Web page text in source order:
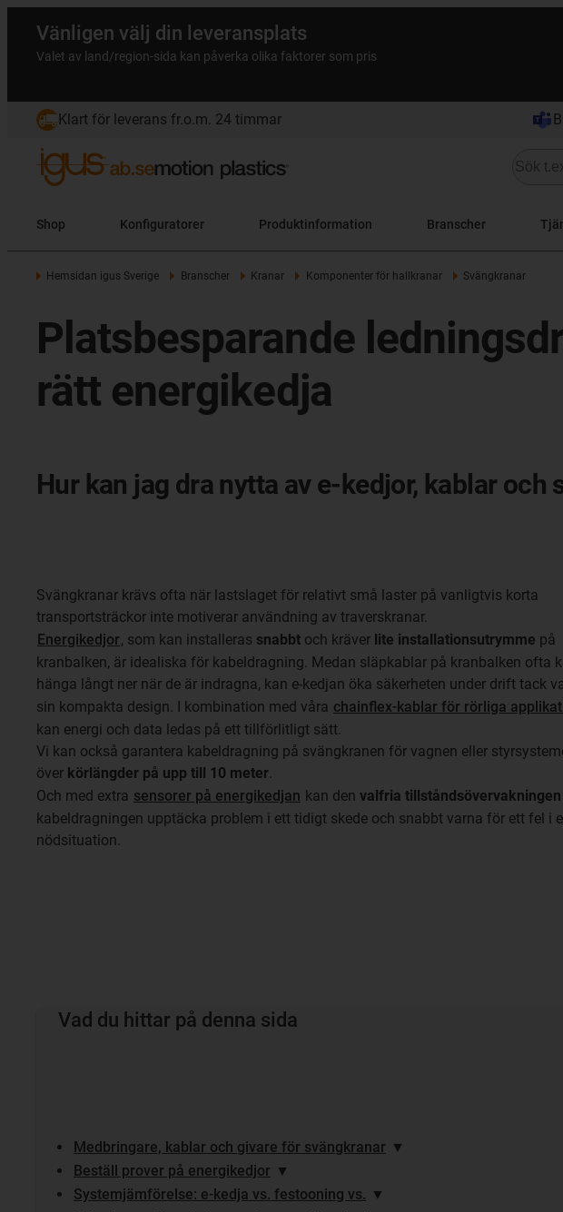
Vänligen välj din leveransplats
Valet av land/region-sida kan påverka olika faktorer som pris
Klart för leverans fr.o.m. 24 timmar
Shop Konfiguratorer Produktinformation Branscher
Hemsidan igus Sverige Branscher Kranar Komponenter för hallkranar Svängkranar
Platsbesparande
rätt energikedja
Hur kan jag dra nytta av e-kedjor, kablar
Svängkranar krävs ofta när lastslaget för relativt små laster på vanligtvis korta
transportsträckor inte motiverar användning av traverskranar.
Energikedjor, som kan installeras snabbt och kräver lite installationsutrymme på
kranbalken, är idealiska för kabeldragning. Medan släpkablar på kranbalken ofta
hänga långt ner när de är indragna, kan e-kedjan öka säkerheten under drift tack
sin kompakta design. I kombination med våra chainflex-kablar för rörliga
kan energi och data ledas på ett tillförlitligt sätt.
Vi kan också garantera kabeldragning på svängkranen för vagnen eller
över körlängder på upp till 10 meter
Och med extra sensorer på energikedjan kan den valfria tillståndsövervakningen
kabeldragningen upptäcka problem i ett tidigt skede och snabbt varna för ett fel i
nödsituation.
Vad du hittar på denna sida
Medbringare, kablar och givare för svängkranar ▼
Beställ prover på energikedjor ▼
Systemjämförelse: e-kedja vs. festooning vs. ▼